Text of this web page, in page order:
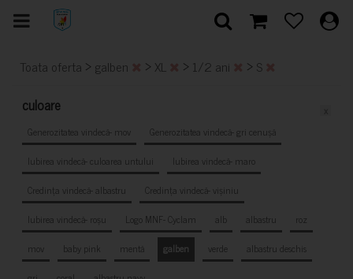
Toata oferta > galben > XL > 1/2 ani > S
culoare
Generozitatea vindecă- mov
Generozitatea vindecă- gri cenușă
Iubirea vindecă- culoarea untului
Iubirea vindecă- maro
Credința vindecă- albastru
Credința vindecă- vișiniu
Iubirea vindecă- roșu
Logo MNF- Cyclam alb albastru
roz
mov
baby pink mentă galben verde
albastru deschis